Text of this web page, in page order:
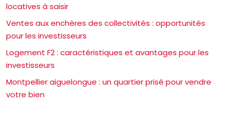
locatives à saisir
Ventes aux enchères des collectivités : opportunités
pour les investisseurs
Logement F2 : caractéristiques et avantages pour les
investisseurs
Montpellier aiguelongue : un quartier prisé pour vendre
votre bien